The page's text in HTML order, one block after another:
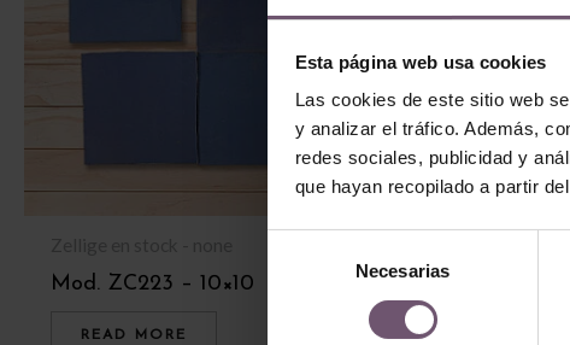
Esta página web usa cookies
Las cookies de este sitio web
y analizar el tráfico. Además,
redes sociales, publicidad y
que hayan recopilado a partir
consentimiento
Necesarias
Mod. ZC223 – 10×10
READ MORE
Mod. ZC212 –